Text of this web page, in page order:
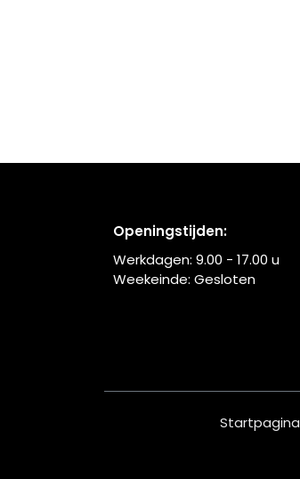
Openingstijden:
Werkdagen: 9.00 - 17.00 u
Weekeinde: Gesloten
Startpagina